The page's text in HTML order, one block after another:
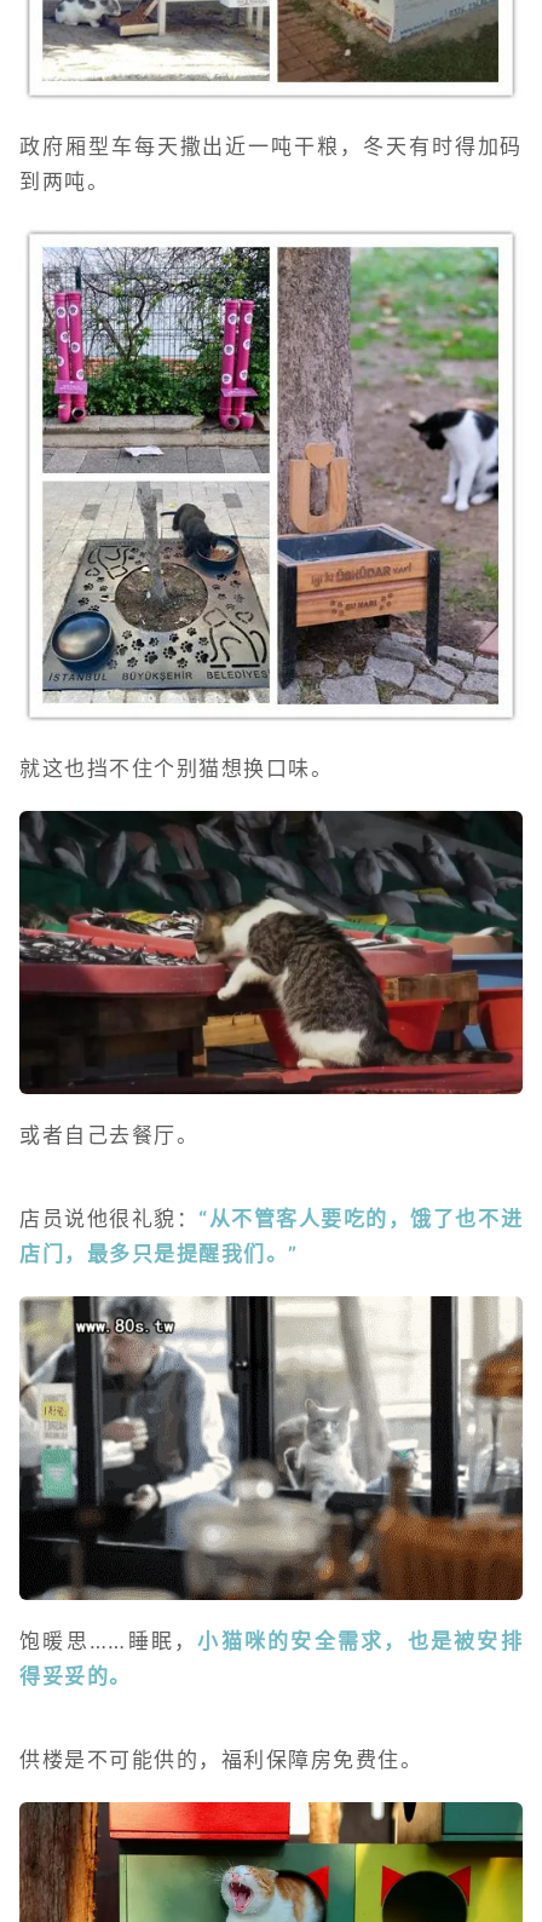
政府厢型车每天撒出近一吨干粮，冬天有时得加码
到两吨。
就这也挡不住个别猫想换口味。
或者自己去餐厅。
店员说他很礼貌： “从不管客人要吃的，饿了也不进
店门，最多只是提醒我们。”
饱暖思……睡眠，小猫咪的安全需求，也是被安排
得妥妥的。
供楼是不可能供的，福利保障房免费住。